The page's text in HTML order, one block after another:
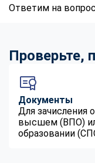
Ответим на
Проверьте,
Документы
Для зачисления
высшем (ВПО)
образовании
Свяжитесь с
Max